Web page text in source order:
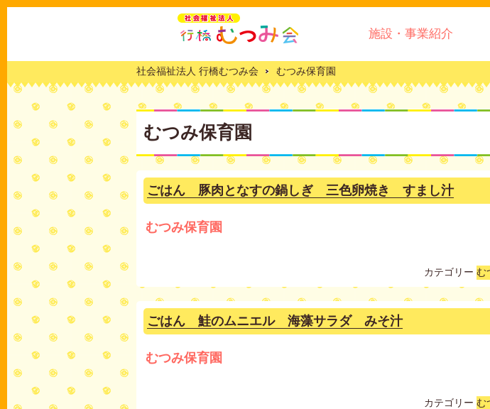
施設・事業紹介
社会福祉法人 行橋むつみ会 むつみ保育園
むつみ保育園
ごはん 豚肉となすの鍋しぎ 三色卵焼き すまし汁
むつみ保育園
カテゴリー む
ごはん 鮭のムニエル 海藻サラダ みそ汁
むつみ保育園
カテゴリー む